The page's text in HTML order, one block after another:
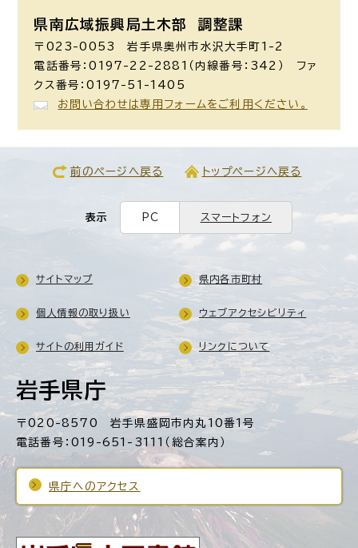
県南広域振興局土木部 調整課
〒023-0053 岩手県奥州市水沢大手町1-2
電話番号：0197-22-2881（内線番号：342） ファ
クス番号：0197-51-1405
お問い合わせは専用フォームをご利用ください。
前のページへ戻る トップページへ戻る
表示 PC スマートフォン
岩手県庁
〒020-8570 岩手県盛岡市内丸10番1号
電話番号：019-651-3111（総合案内）
県庁へのアクセス
サイトマップ 県内各市町村
個人情報の取り扱い ウェブアクセシビリティ
サイトの利用ガイド リンクについて